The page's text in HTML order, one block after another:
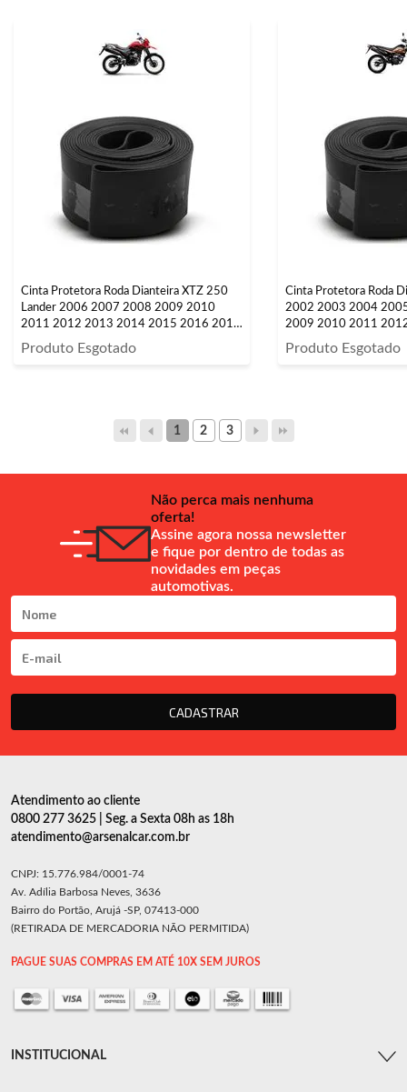
Cinta Protetora Roda Dianteira XTZ 250
Lander 2006 2007 2008 2009 2010
2011 2012 2013 2014 2015 2016 2017
2018 2019 2020 2021 2022 2023 Aro
21
Produto Esgotado
Cinta Protetora Roda
2002 2003 2004
2009 2010 2011
21
Produto Esgotado
1 2 3
Não perca mais nenhuma
oferta!
Assine agora nossa newsletter
e fique por dentro de todas as
novidades em peças
automotivas.
CADASTRAR
Atendimento ao cliente
0800 277 3625 | Seg. a Sexta 08h as 18h
atendimento@arsenalcar.com.br
CNPJ: 15.776.984/0001-74
Av. Adília Barbosa Neves, 3636
Bairro do Portão, Arujá -SP, 07413-000
(RETIRADA DE MERCADORIA NÃO PERMITIDA)
PAGUE SUAS COMPRAS EM ATÉ 10X SEM JUROS
INSTITUCIONAL